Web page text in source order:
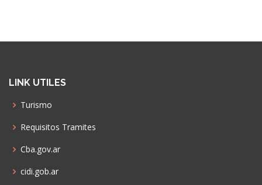
LINK UTILES
Turismo
Requisitos Tramites
Cba.gov.ar
cidi.gob.ar